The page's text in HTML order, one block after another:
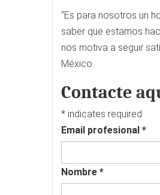
“Es para nosotros un
saber que estamos
nos motiva a seguir
México.
Contacte
* indicates required
Email profesional *
Nombre *